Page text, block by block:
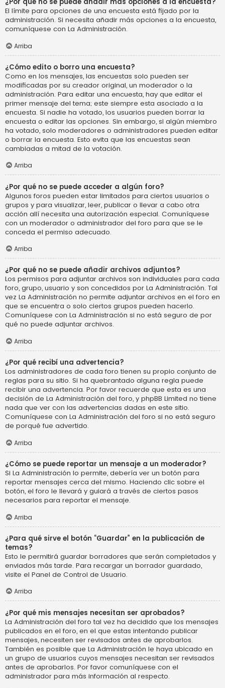
El límite para opciones de una encuesta está fijado por la
administración. Si necesita añadir más opciones a la encuesta,
comuníquese con La Administración.
Arriba
¿Cómo edito o borro una encuesta?
Como en los mensajes, las encuestas solo pueden ser
modificadas por su creador original, un moderador o la
administración. Para editar una encuesta, hay que editar el
primer mensaje del tema; este siempre esta asociado a la
encuesta. Si nadie ha votado, los usuarios pueden borrar la
encuesta o editar las opciones. Sin embargo, si algún miembro
ha votado, solo moderadores o administradores pueden editar
o borrar la encuesta. Esto evita que las encuestas sean
cambiadas a mitad de la votación.
Arriba
¿Por qué no se puede acceder a algún foro?
Algunos foros pueden estar limitados para ciertos usuarios o
grupos y para visualizar, leer, publicar o llevar a cabo otra
acción allí necesita una autorización especial. Comuníquese
con un moderador o administrador del foro para que se le
conceda el permiso adecuado.
Arriba
¿Por qué no se puede añadir archivos adjuntos?
Los permisos para adjuntar archivos son individuales para cada
foro, grupo, usuario y son concedidos por La Administración. Tal
vez La Administración no permite adjuntar archivos en el foro en
que se encuentra o solo ciertos grupos pueden hacerlo.
Comuníquese con La Administración si no está seguro de por
qué no puede adjuntar archivos.
Arriba
¿Por qué recibí una advertencia?
Los administradores de cada foro tienen su propio conjunto de
reglas para su sitio. Si ha quebrantado alguna regla puede
recibir una advertencia. Por favor recuerde que esta es una
decisión de La Administración del foro, y phpBB Limited no tiene
nada que ver con las advertencias dadas en este sitio.
Comuníquese con La Administración del foro si no está seguro
de porqué fue advertido.
Arriba
¿Cómo se puede reportar un mensaje a un moderador?
Si La Administración lo permite, debería ver un botón para
reportar mensajes cerca del mismo. Haciendo clic sobre el
botón, el foro le llevará y guiará a través de ciertos pasos
necesarios para reportar el mensaje.
Arriba
¿Para qué sirve el botón “Guardar” en la publicación de
temas?
Esto le permitirá guardar borradores que serán completados y
enviados más tarde. Para recargar un borrador guardado,
visite el Panel de Control de Usuario.
Arriba
¿Por qué mis mensajes necesitan ser aprobados?
La Administración del foro tal vez ha decidido que los mensajes
publicados en el foro, en el que estas intentando publicar
mensajes, necesiten ser revisados antes de aprobarlos.
También es posible que La Administración le haya ubicado en
un grupo de usuarios cuyos mensajes necesitan ser revisados
antes de aprobarlos. Por favor comuníquese con el
administrador para más información al respecto.